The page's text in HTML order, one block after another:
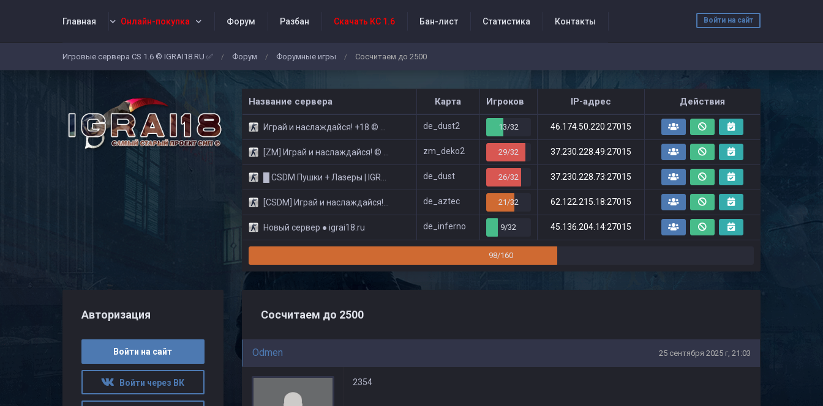
Войти на сайт
Главная Онлайн-покупка Форум Разбан Скачать КС 1.6 Бан-лист Статистика Контакты
События проекта
Игровые сервера CS 1.6 © IGRAI18.RU ✅ / Форум / Форумные игры / Сосчитаем до 2500
Название сервера Карта Игроков IP-адрес Действия
Играй и наслаждайся! +18 © Public de_dust2 13/32 46.174.50.220:27015
[ZM] Играй и наслаждайся! © Zombie Show zm_deko2 29/32 37.230.228.49:27015
█ CSDM Пушки + Лазеры | IGRAI18.RU ツ █ de_dust 26/32 37.230.228.73:27015
[CSDM] Играй и наслаждайся! © Classic de_aztec 21/32 62.122.215.18:27015
Новый сервер ● igrai18.ru de_inferno 9/32 45.136.204.14:27015
98/160
Сосчитаем до 2500
Odmen 25 сентября 2025 г, 21:03
2354
Авторизация
Войти на сайт
Войти через ВК